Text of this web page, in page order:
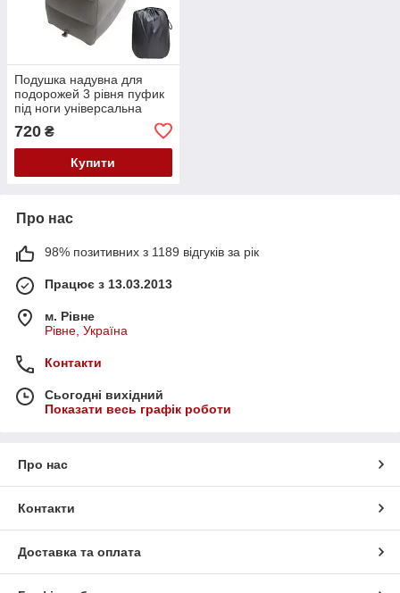
Подушка надувна для
подорожей 3 рівня пуфик
під ноги універсальна
720 ₴
Купити
Про нас
98% позитивних з 1189 відгуків за рік
Працює з 13.03.2013
м. Рівне
Рівне, Україна
Контакти
Сьогодні вихідний
Показати весь графік роботи
Про нас
Контакти
Доставка та оплата